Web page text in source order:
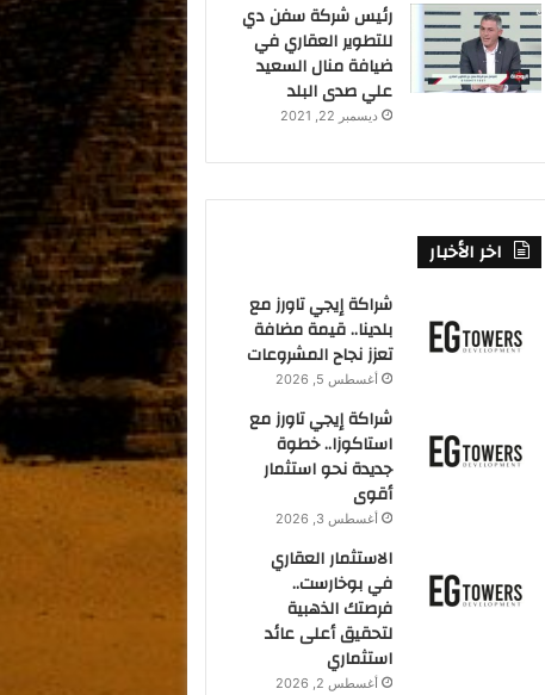
رئيس شركة سفن دي
للتطوير العقاري في
ضيافة منال السعيد
علي صدى البلد
ديسمبر 22, 2021
اخر الأخبار
شراكة إيجي تاورز مع
بلدينا.. قيمة مضافة
تعزز نجاح المشروعات
أغسطس 5, 2026
شراكة إيجي تاورز مع
استاكوزا.. خطوة
جديدة نحو استثمار
أقوى
أغسطس 3, 2026
الاستثمار العقاري
في بوخارست..
فرصتك الذهبية
لتحقيق أعلى عائد
استثماري
أغسطس 2, 2026